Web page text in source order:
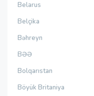
Belarus
Belçika
Bəhreyn
BƏƏ
Bolqarıstan
Böyük Britaniya